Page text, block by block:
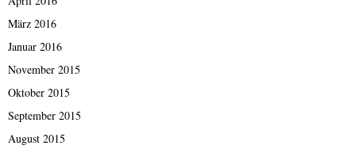
März 2016
Januar 2016
November 2015
Oktober 2015
September 2015
August 2015